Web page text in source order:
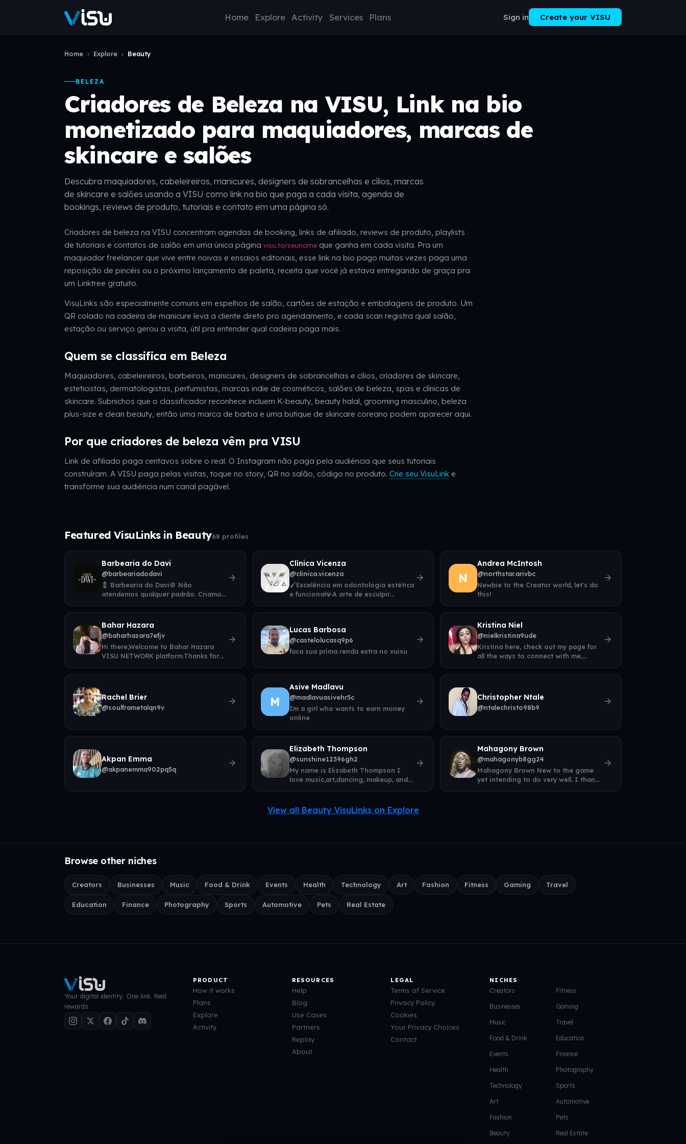
Home Explore Activity Services Plans Sign in Create your VISU
Home › Explore › Beauty
BELEZA
Criadores de Beleza na VISU, Link na bio
monetizado para maquiadores, marcas de
skincare e salões
Descubra maquiadores, cabeleireiros, manicures, designers de sobrancelhas e cílios, marcas
de skincare e salões usando a VISU como link na bio que paga a cada visita, agenda de
bookings, reviews de produto, tutoriais e contato em uma página só.
Criadores de beleza na VISU concentram agendas de booking, links de afiliado, reviews de produto, playlists
de tutoriais e contatos de salão em uma única página visu.to/seunome que ganha em cada visita. Pra um
maquiador freelancer que vive entre noivas e ensaios editoriais, esse link na bio pago muitas vezes paga uma
reposição de pincéis ou o próximo lançamento de paleta, receita que você já estava entregando de graça pra
um Linktree gratuito.
VisuLinks são especialmente comuns em espelhos de salão, cartões de estação e embalagens de produto. Um
QR colado na cadeira de manicure leva a cliente direto pro agendamento, e cada scan registra qual salão,
estação ou serviço gerou a visita, útil pra entender qual cadeira paga mais.
Quem se classifica em Beleza
Maquiadores, cabeleireiros, barbeiros, manicures, designers de sobrancelhas e cílios, criadores de skincare,
esteticistas, dermatologistas, perfumistas, marcas indie de cosméticos, salões de beleza, spas e clínicas de
skincare. Subnichos que o classificador reconhece incluem K-beauty, beauty halal, grooming masculino, beleza
plus-size e clean beauty, então uma marca de barba e uma butique de skincare coreano podem aparecer aqui.
Por que criadores de beleza vêm pra VISU
Link de afiliado paga centavos sobre o real. O Instagram não paga pela audiência que seus tutoriais
construíram. A VISU paga pelas visitas, toque no story, QR no salão, código no produto. Crie seu VisuLink e
transforme sua audiência num canal pagável.
Featured VisuLinks in Beauty68 profiles
Barbearia do Davi
@barbeariadodavi
💈 Barbearia do Davi🚫 Não
atendemos qualquer padrão. Criamos.
cada detalhe.📍 Cidade N
arrow_forward
Clínica Vicenza
@clinica.vicenza
🖌️Excelência em odontologia estética
e funcional💎A arte de esculpir
Tecnologia • Precisão •
arrow_forward N
Andrea McIntosh
@northstar.arivbc
Newbie to the Creator world, let's do
this!
arrow_forward
Bahar Hazara
@baharhazara7efjv
Hi there,Welcome to Bahar Hazara
VISU NETWORK platform.Thanks for
arrow_forward
Lucas Barbosa
@castelolucasq9p6
faca sua prima renda extra no vuisu
arrow_forward
Kristina Niel
@nielkristina9ude
Kristina here, check out my page for
all the ways to connect with me,
arrow_forward
Rachel Brier
@soulframetalqn9v arrow_forward M
Asive Madlavu
@madlavuasivehr5c
Im a girl who wants to earn money
online
arrow_forward Christopher Ntale
@ntalechristo98b9 arrow_forward
Akpan Emma
@akpanemma902pq5q arrow_forward
Elizabeth Thompson
@sunshine12396gh2
My name is Elizabeth Thompson I
love music,art,dancing, makeup, and
arrow_forward
Mahagony Brown
@mahagonyb8gg24
Mahagony Brown New to the game
yet intending to do very well. I thank
arrow_forward
View all Beauty VisuLinks on Explore
Browse other niches
Creators Businesses Music Food & Drink Events Health Technology Art Fashion Fitness Gaming Travel
Education Finance Photography Sports Automotive Pets Real Estate
Your digital identity. One link. Real
rewards.
PRODUCT
How it works
Plans
Explore
Activity
RESOURCES
Help
Blog
Use Cases
Partners
Replay
About
LEGAL
Terms of Service
Privacy Policy
Cookies
Your Privacy Choices
Contact
NICHES
Creators
Businesses
Music
Food & Drink
Events
Health
Technology
Art
Fashion
Beauty
Fitness
Gaming
Travel
Education
Finance
Photography
Sports
Automotive
Pets
Real Estate